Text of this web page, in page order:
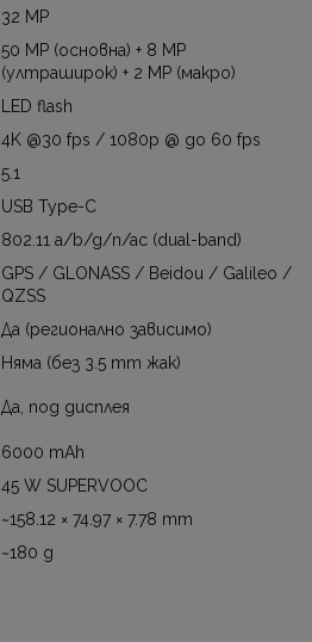
32 MP
50 MP (основна) + 8 MP
(ултраширок) + 2 MP (макро)
LED flash
4K @30 fps / 1080p @ до 60 fps
5.1
USB Type-C
802.11 a/b/g/n/ac (dual-band)
GPS / GLONASS / Beidou / Galileo /
QZSS
Да (регионално зависимо)
Няма (без 3.5 mm жак)
Да, под дисплея
6000 mAh
45 W SUPERVOOC
~158.12 × 74.97 × 7.78 mm
~180 g